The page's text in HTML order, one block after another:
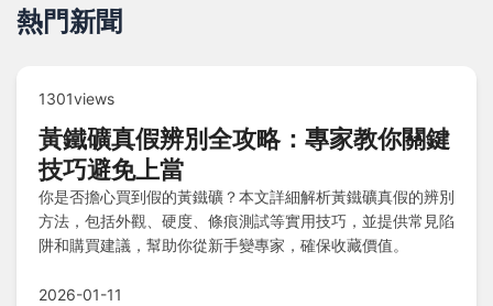
熱門新聞
1301views
黃鐵礦真假辨別全攻略：專家教你關鍵
技巧避免上當
你是否擔心買到假的黃鐵礦？本文詳細解析黃鐵礦真假的辨別
方法，包括外觀、硬度、條痕測試等實用技巧，並提供常見陷
阱和購買建議，幫助你從新手變專家，確保收藏價值。
2026-01-11